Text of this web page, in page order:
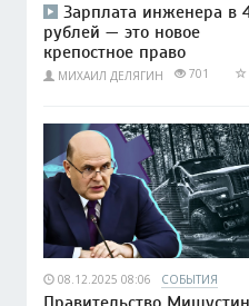
Зарплата инженера в
рублей — это новое
крепостное право
МИХАИЛ ДЕЛЯГИН 701
08.12.2025 08:06 СОБЫТИЯ